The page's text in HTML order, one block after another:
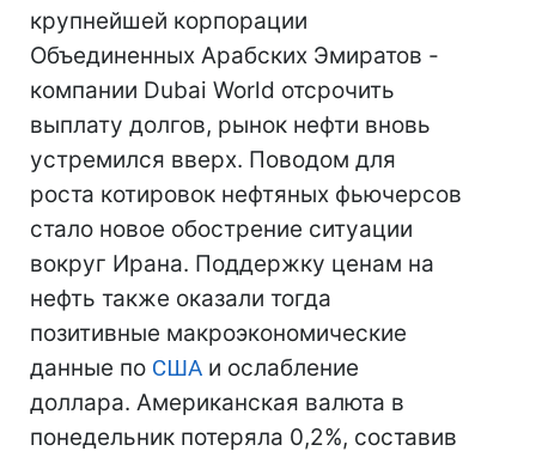
крупнейшей корпорации
Объединенных Арабских Эмиратов -
компании Dubai World отсрочить
выплату долгов, рынок нефти вновь
устремился вверх. Поводом для
роста котировок нефтяных фьючерсов
стало новое обострение ситуации
вокруг Ирана. Поддержку ценам на
нефть также оказали тогда
позитивные макроэкономические
данные по США и ослабление
доллара. Американская валюта в
понедельник потеряла 0,2%, составив